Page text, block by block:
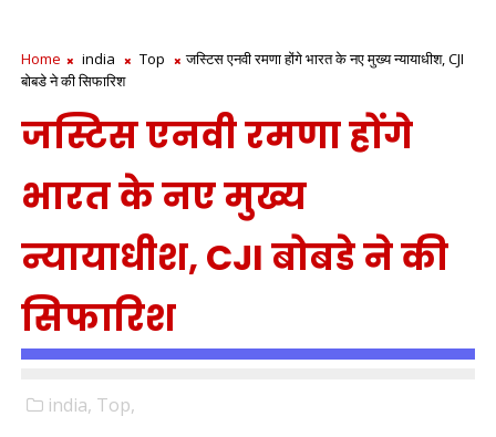
Home india Top
जस्टिस एनवी रमणा होंगे भारत के नए मुख्य न्यायाधीश, CJI
बोबडे ने की सिफारिश
जस्टिस एनवी रमणा होंगे
भारत के नए मुख्य
न्यायाधीश, CJI बोबडे ने की
सिफारिश
india, Top,